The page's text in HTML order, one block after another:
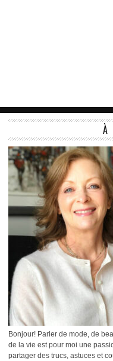
À
Bonjour! Parler de mode, de
de la vie est pour moi une
partager des trucs, astuces et